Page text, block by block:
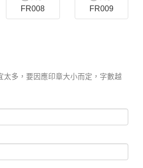
FR008
FR009
太多，要因應印章大小而定，字數越